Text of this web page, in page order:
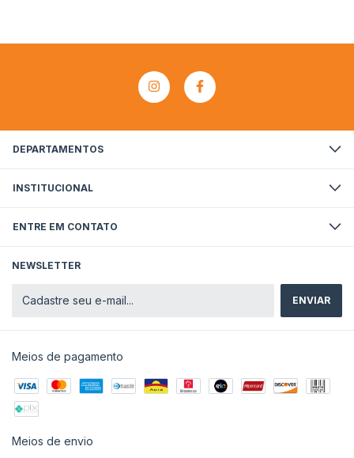
DEPARTAMENTOS
INSTITUCIONAL
ENTRE EM CONTATO
NEWSLETTER
Meios de pagamento
Meios de envio